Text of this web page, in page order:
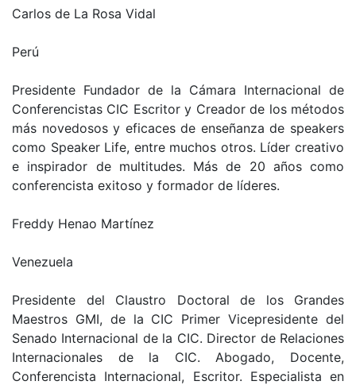
Carlos de La Rosa Vidal
Perú
Presidente Fundador de la Cámara Internacional de
Conferencistas CIC Escritor y Creador de los métodos
más novedosos y eficaces de enseñanza de speakers
como Speaker Life, entre muchos otros. Líder creativo
e inspirador de multitudes. Más de 20 años como
conferencista exitoso y formador de líderes.
Freddy Henao Martínez
Venezuela
Presidente del Claustro Doctoral de los Grandes
Maestros GMI, de la CIC Primer Vicepresidente del
Senado Internacional de la CIC. Director de Relaciones
Internacionales de la CIC. Abogado, Docente,
Conferencista Internacional, Escritor. Especialista en